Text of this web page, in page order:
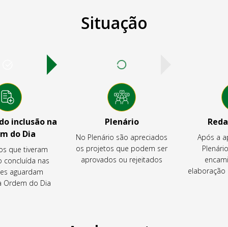
Situação
inclusão na
do Dia
que tiveram
concluída nas
aguardam
Ordem do Dia
Plenário
No Plenário são apreciados
os projetos que podem ser
aprovados ou rejeitados
Após a
elaboração